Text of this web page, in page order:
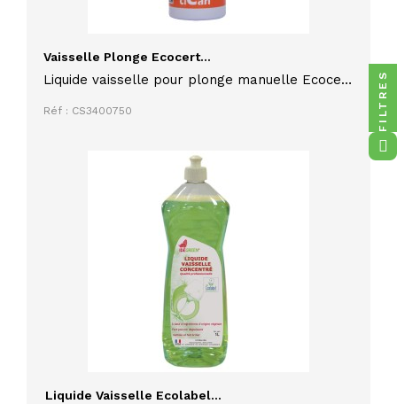
Vaisselle Plonge Ecocert...
Liquide vaisselle pour plonge manuelle Ecocert
dégraissant, fait briller sans laisser de traces
Réf : CS3400750
Liquide Vaisselle Ecolabel...
FILTRES